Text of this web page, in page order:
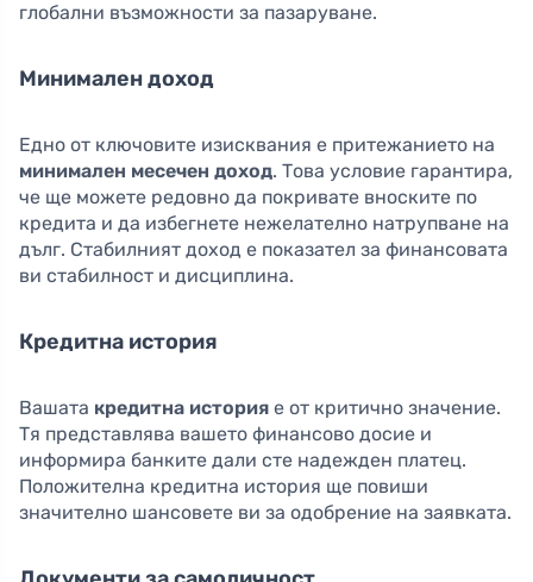
глобални възможности за пазаруване.
Минимален доход
Едно от ключовите изисквания е притежанието на
минимален месечен доход. Това условие гарантира,
че ще можете редовно да покривате вноските по
кредита и да избегнете нежелателно натрупване на
дълг. Стабилният доход е показател за финансовата
ви стабилност и дисциплина.
Кредитна история
Вашата кредитна история е от критично значение.
Тя представлява вашето финансово досие и
информира банките дали сте надежден платец.
Положителна кредитна история ще повиши
значително шансовете ви за одобрение на заявката.